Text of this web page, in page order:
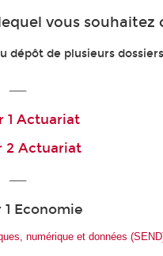
vous souhaitez
dépôt de plusieurs
1 Actuariat
2 Actuariat
Economie
numérique et données